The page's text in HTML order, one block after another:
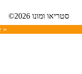
©2026 סטריאו ומונו
»